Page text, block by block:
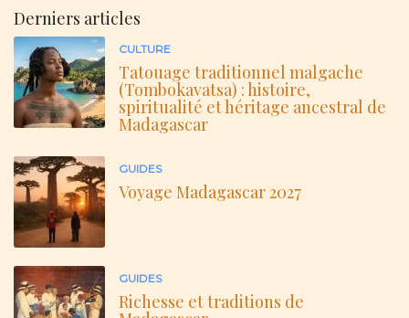
Derniers articles
CULTURE
Tatouage traditionnel malgache
(Tombokavatsa) : histoire,
spiritualité et héritage ancestral de
Madagascar
GUIDES
Voyage Madagascar 2027
GUIDES
Richesse et traditions de